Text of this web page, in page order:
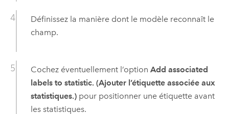
Définissez la manière dont le modèle reconnaît le
champ.
Cochez éventuellement l’option Add associated
labels to statistic. (Ajouter l’étiquette associée aux
statistiques.)pour positionner une étiquette avant
les statistiques.